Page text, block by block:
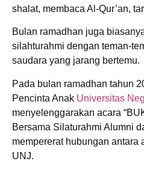
shalat, membaca Al-Qur’an,
Bulan ramadhan juga
silahturahmi dengan teman-
saudara yang jarang bertemu.
Pada bulan ramadhan tahun
Pencinta Anak Universitas
menyelenggarakan acara
Bersama Silaturahmi Alumni
mempererat hubungan antara
UNJ.